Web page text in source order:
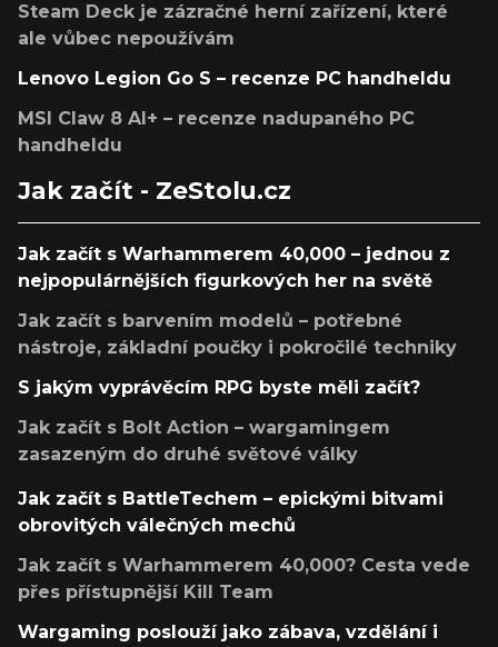
Steam Deck je zázračné herní zařízení, které
ale vůbec nepoužívám
Lenovo Legion Go S – recenze PC handheldu
MSI Claw 8 AI+ – recenze nadupaného PC
handheldu
Jak začít - ZeStolu.cz
Jak začít s Warhammerem 40,000 – jednou z
nejpopulárnějších figurkových her na světě
Jak začít s barvením modelů – potřebné
nástroje, základní poučky i pokročilé techniky
S jakým vyprávěcím RPG byste měli začít?
Jak začít s Bolt Action – wargamingem
zasazeným do druhé světové války
Jak začít s BattleTechem – epickými bitvami
obrovitých válečných mechů
Jak začít s Warhammerem 40,000? Cesta vede
přes přístupnější Kill Team
Wargaming poslouží jako zábava, vzdělání i